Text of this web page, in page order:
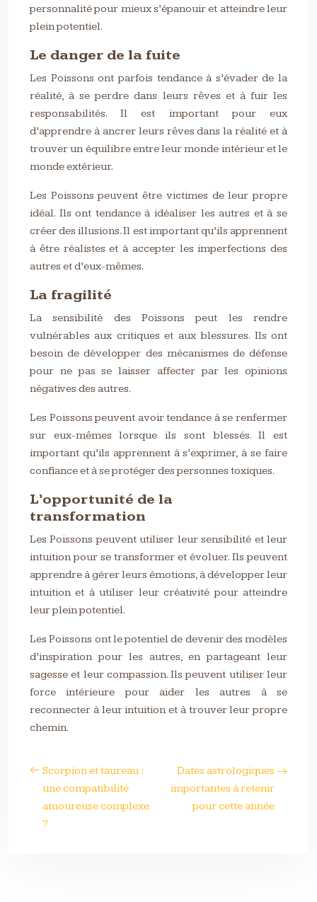
personnalité pour mieux s’épanouir et atteindre leur
plein potentiel.
Le danger de la fuite
Les Poissons ont parfois tendance à s’évader de la
réalité, à se perdre dans leurs rêves et à fuir les
responsabilités. Il est important pour eux
d’apprendre à ancrer leurs rêves dans la réalité et à
trouver un équilibre entre leur monde intérieur et le
monde extérieur.
Les Poissons peuvent être victimes de leur propre
idéal. Ils ont tendance à idéaliser les autres et à se
créer des illusions. Il est important qu’ils apprennent
à être réalistes et à accepter les imperfections des
autres et d’eux-mêmes.
La fragilité
La sensibilité des Poissons peut les rendre
vulnérables aux critiques et aux blessures. Ils ont
besoin de développer des mécanismes de défense
pour ne pas se laisser affecter par les opinions
négatives des autres.
Les Poissons peuvent avoir tendance à se renfermer
sur eux-mêmes lorsque ils sont blessés. Il est
important qu’ils apprennent à s’exprimer, à se faire
confiance et à se protéger des personnes toxiques.
L’opportunité de la
transformation
Les Poissons peuvent utiliser leur sensibilité et leur
intuition pour se transformer et évoluer. Ils peuvent
apprendre à gérer leurs émotions, à développer leur
intuition et à utiliser leur créativité pour atteindre
leur plein potentiel.
Les Poissons ont le potentiel de devenir des modèles
d’inspiration pour les autres, en partageant leur
sagesse et leur compassion. Ils peuvent utiliser leur
force intérieure pour aider les autres à se
reconnecter à leur intuition et à trouver leur propre
chemin.
Scorpion et taureau :
une compatibilité
amoureuse complexe
?
Dates astrologiques
importantes à retenir
pour cette année